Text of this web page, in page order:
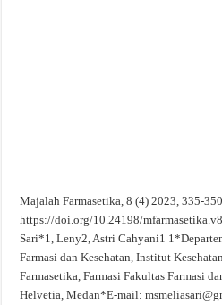
Majalah Farmasetika, 8 (4) 2023, 335-350
https://doi.org/10.24198/
Sari*1, Leny2, Astri Cahyani1
Farmasi dan Kesehatan, Institut
Farmasetika, Farmasi Fakultas Farmasi
Helvetia, Medan*E-mail: